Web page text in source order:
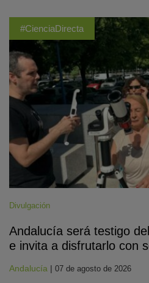
#CienciaDirecta
Divulgación
Andalucía será testigo
e invita a disfrutarlo con
Andalucía | 07 de agosto de 2026